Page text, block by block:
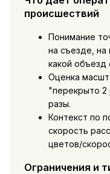
происшествий
Понимание
на съезде, на
какой объезд
Оценка
"перекрыто 2
разы.
Контекст по
скорость
цветов/
Ограничения и